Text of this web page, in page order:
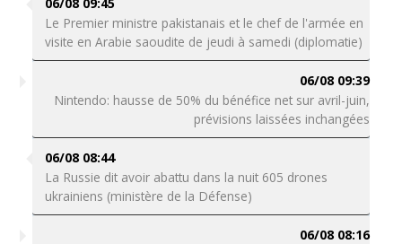
Le Premier ministre pakistanais et le chef de l'armée en
visite en Arabie saoudite de jeudi à samedi (diplomatie)
06/08 09:39
Nintendo: hausse de 50% du bénéfice net sur avril-juin,
prévisions laissées inchangées
06/08 08:44
La Russie dit avoir abattu dans la nuit 605 drones
ukrainiens (ministère de la Défense)
06/08 08:16